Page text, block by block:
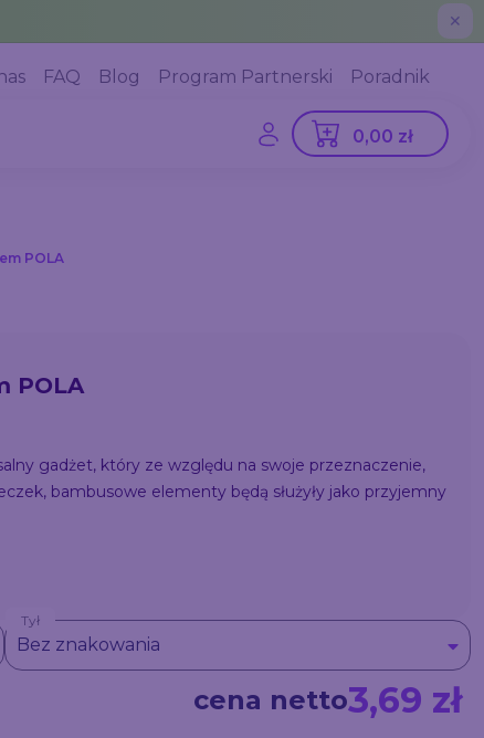
✕
FAQ Blog Program Partnerski Poradnik
0,00 zł
POLA
POLA
gadżet, który ze względu na swoje przeznaczenie,
bambusowe elementy będą służyły jako przyjemny
Tył
Bez znakowania
cena netto3,69 zł